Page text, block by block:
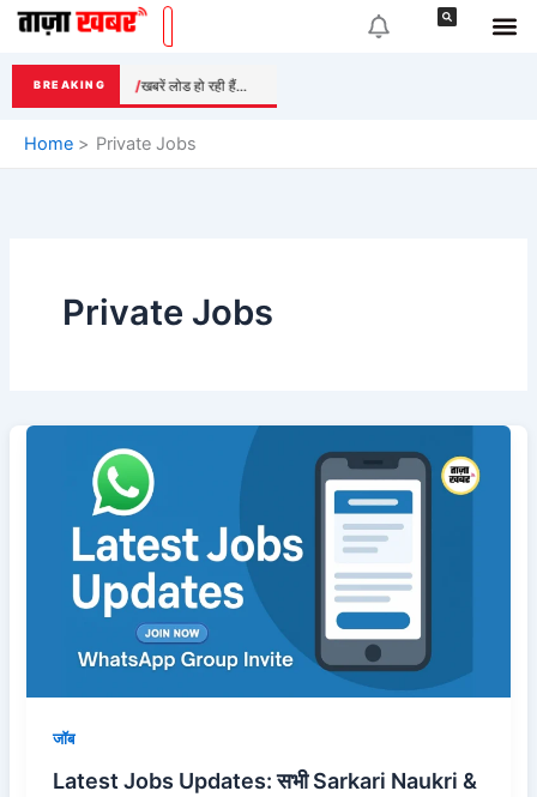
Skip
content
BREAKING खबरें लोड हो रही हैं...
Home Private Jobs
Private Jobs
जॉब
Latest Jobs Updates: सभी Sarkari Naukri &
Updates:
सभी
Sarkari
Naukri
Jobs
अब
WhatsApp
पाएँ